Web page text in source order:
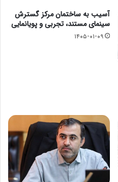
آسیب به ساختمان مرکز گسترش
سینمای مستند، تجربی و پویانمایی
۱۴۰۵-۰۱-۰۹